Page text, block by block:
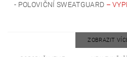
- POLOVIČNÍ SWEATGUARD –
ZOBRAZIT